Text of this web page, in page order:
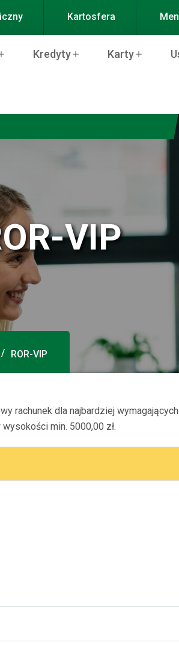
Kartosfera
Kredyty Karty
VIP
ROR-VIP
rachunek dla najbardziej wymagających
min. 5000,00 zł.